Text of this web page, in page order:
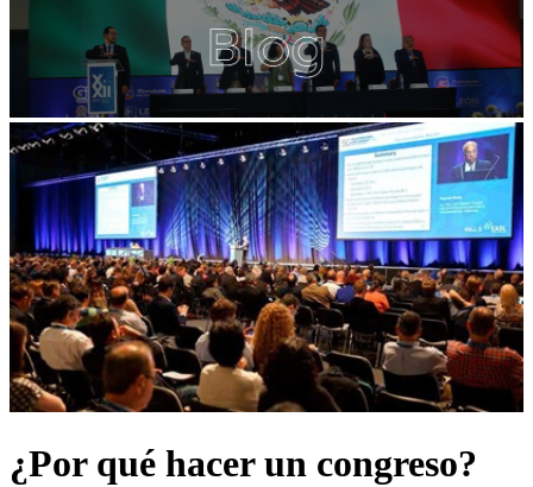
¿Por qué hacer un congreso?